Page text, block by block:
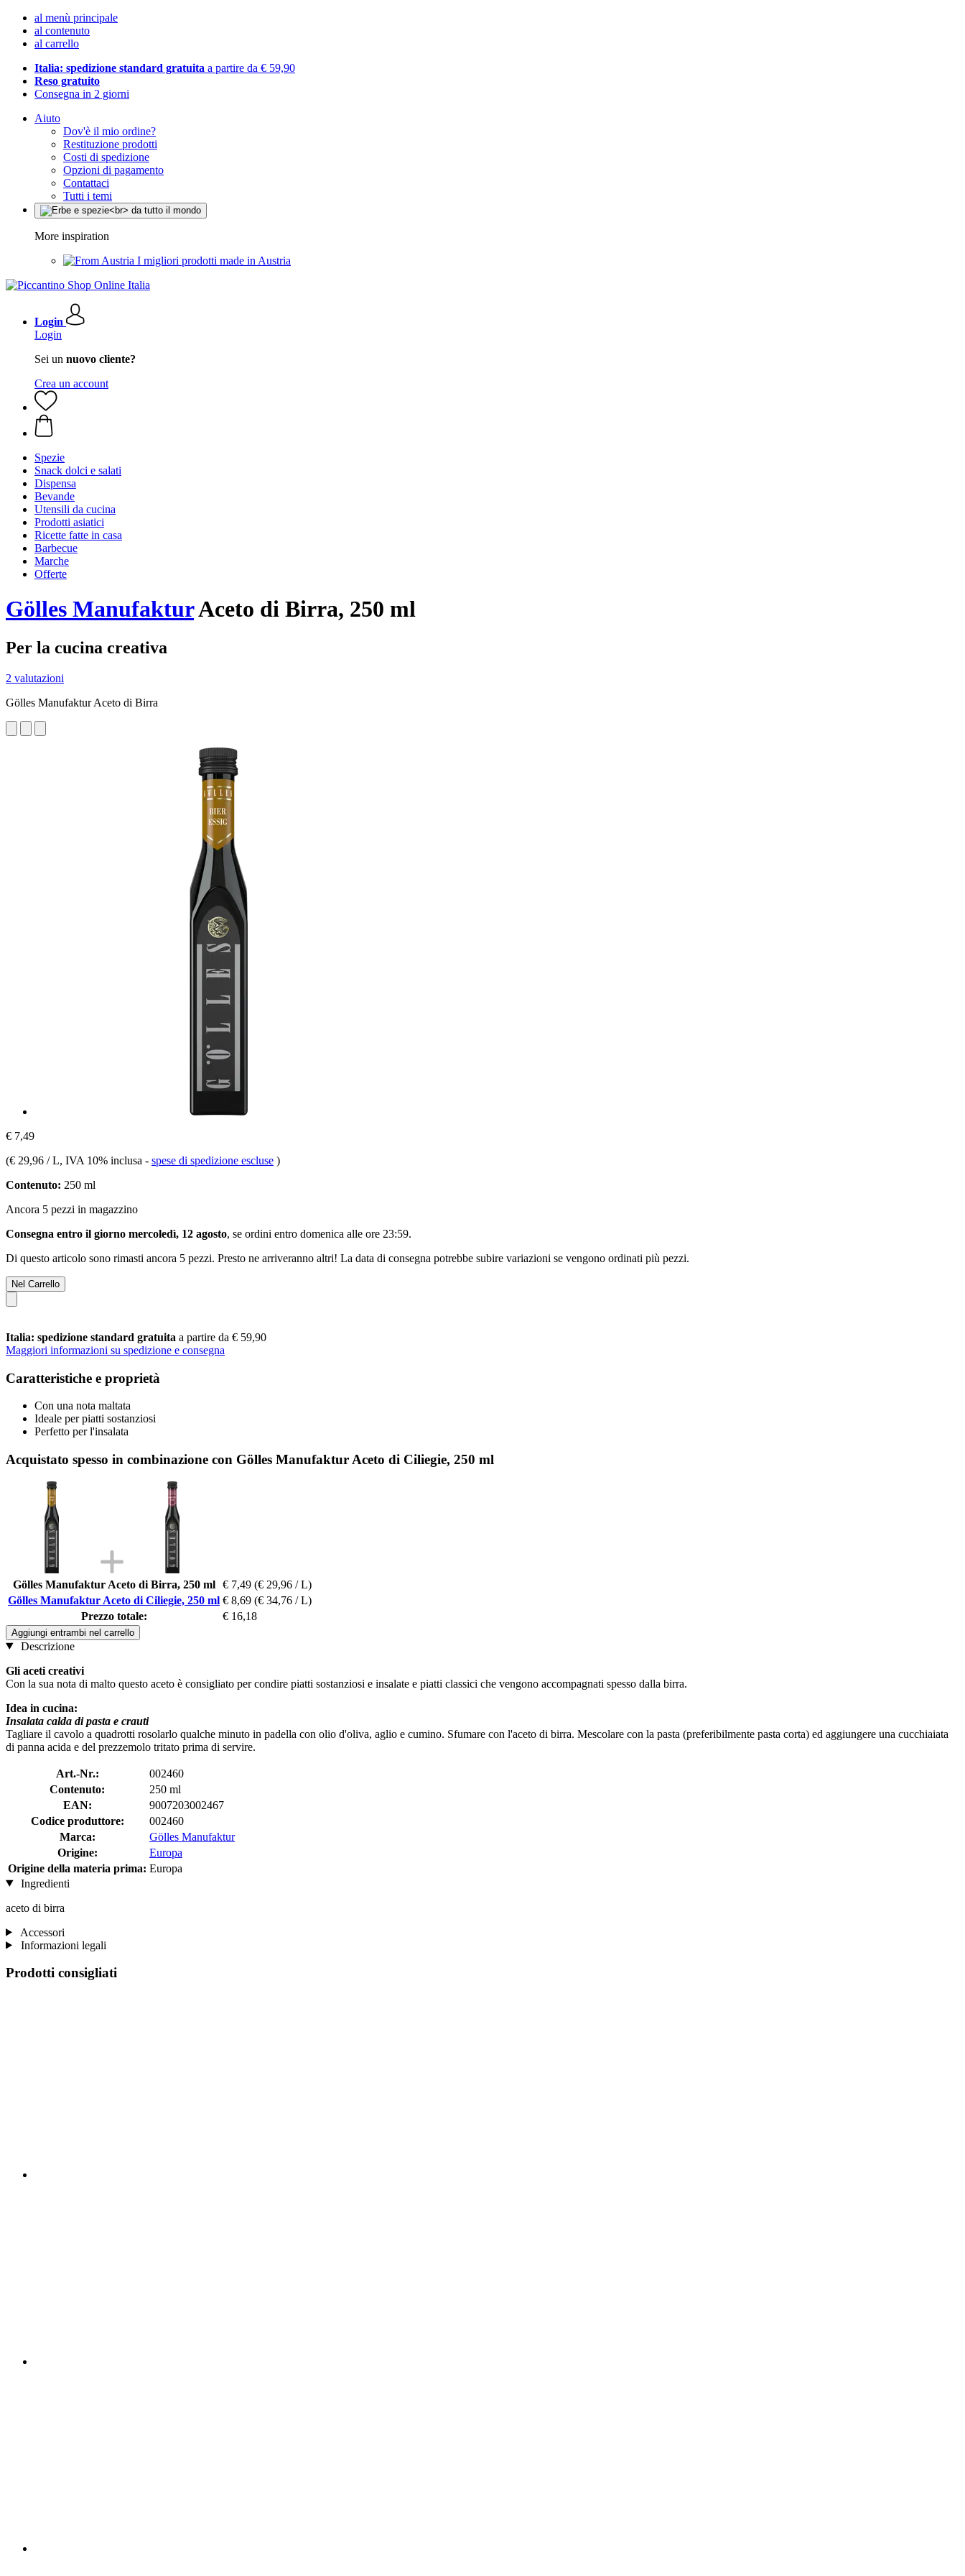
al menù principale
al contenuto
al carrello
Italia: spedizione standard gratuita a partire da € 59,90
Reso gratuito
Consegna in 2 giorni
Aiuto
Dov'è il mio ordine?
Restituzione prodotti
Costi di spedizione
Opzioni di pagamento
Contattaci
Tutti i temi
More inspiration
I migliori prodotti made in Austria
Login
Login
Sei un nuovo cliente?
Crea un account
Spezie
Snack dolci e salati
Dispensa
Bevande
Utensili da cucina
Prodotti asiatici
Ricette fatte in casa
Barbecue
Marche
Offerte
Gölles ManufakturAceto di Birra, 250 ml
Per la cucina creativa
2 valutazioni
Gölles Manufaktur Aceto di Birra
€ 7,49
(€ 29,96 / L, IVA 10% inclusa - spese di spedizione escluse )
Contenuto: 250 ml
Ancora 5 pezzi in magazzino
Consegna entro il giorno mercoledì, 12 agosto, se ordini entro domenica alle ore 23:59.
Di questo articolo sono rimasti ancora 5 pezzi. Presto ne arriveranno altri! La data di consegna potrebbe subire variazioni se vengono ordinati più pezzi.
Nel Carrello
Italia: spedizione standard gratuita a partire da € 59,90
Maggiori informazioni su spedizione e consegna
Caratteristiche e proprietà
Con una nota maltata
Ideale per piatti sostanziosi
Perfetto per l'insalata
Acquistato spesso in combinazione con Gölles Manufaktur Aceto di Ciliegie, 250 ml
Gölles Manufaktur Aceto di Birra, 250 ml € 7,49 (€ 29,96 / L)
Gölles Manufaktur Aceto di Ciliegie, 250 ml € 8,69 (€ 34,76 / L)
Prezzo totale:
€ 16,18
Aggiungi entrambi nel carrello
Descrizione
Gli aceti creativi
Con la sua nota di malto questo aceto è consigliato per condire piatti sostanziosi e insalate e piatti classici che vengono accompagnati spesso dalla birra.
Idea in cucina:
Insalata calda di pasta e crauti
Tagliare il cavolo a quadrotti rosolarlo qualche minuto in padella con olio d'oliva, aglio e cumino. Sfumare con l'aceto di birra. Mescolare con la pasta (preferibilmente pasta corta) ed aggiungere una cucchiaiata
di panna acida e del prezzemolo tritato prima di servire.
Art.-Nr.:
002460
Contenuto:
250 ml
EAN:
9007203002467
Codice produttore:
002460
Marca:
Gölles Manufaktur
Origine:
Europa
Origine della materia prima: Europa
Ingredienti
aceto di birra
Accessori
Informazioni legali
Prodotti consigliati